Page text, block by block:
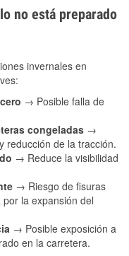
no está preparado
invernales en
→ Posible falla de
congeladas →
reducción de la tracción.
→ Reduce la visibilidad
→ Riesgo de fisuras
la expansión del
→ Posible exposición a
en la carretera.